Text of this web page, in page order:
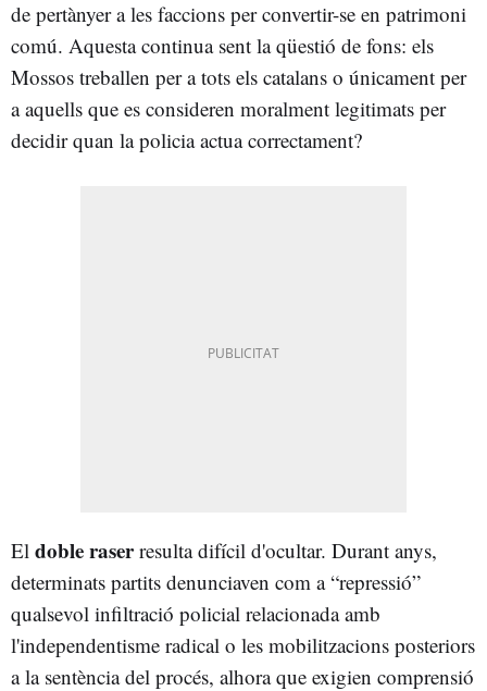
de pertànyer a les faccions per convertir-se en patrimoni
comú. Aquesta continua sent la qüestió de fons: els
Mossos treballen per a tots els catalans o únicament per
a aquells que es consideren moralment legitimats per
decidir quan la policia actua correctament?
El doble raserresulta difícil d'ocultar. Durant anys,
determinats partits denunciaven com a “repressió”
qualsevol infiltració policial relacionada amb
l'independentisme radical o les mobilitzacions posteriors
a la sentència del procés, alhora que exigien comprensió